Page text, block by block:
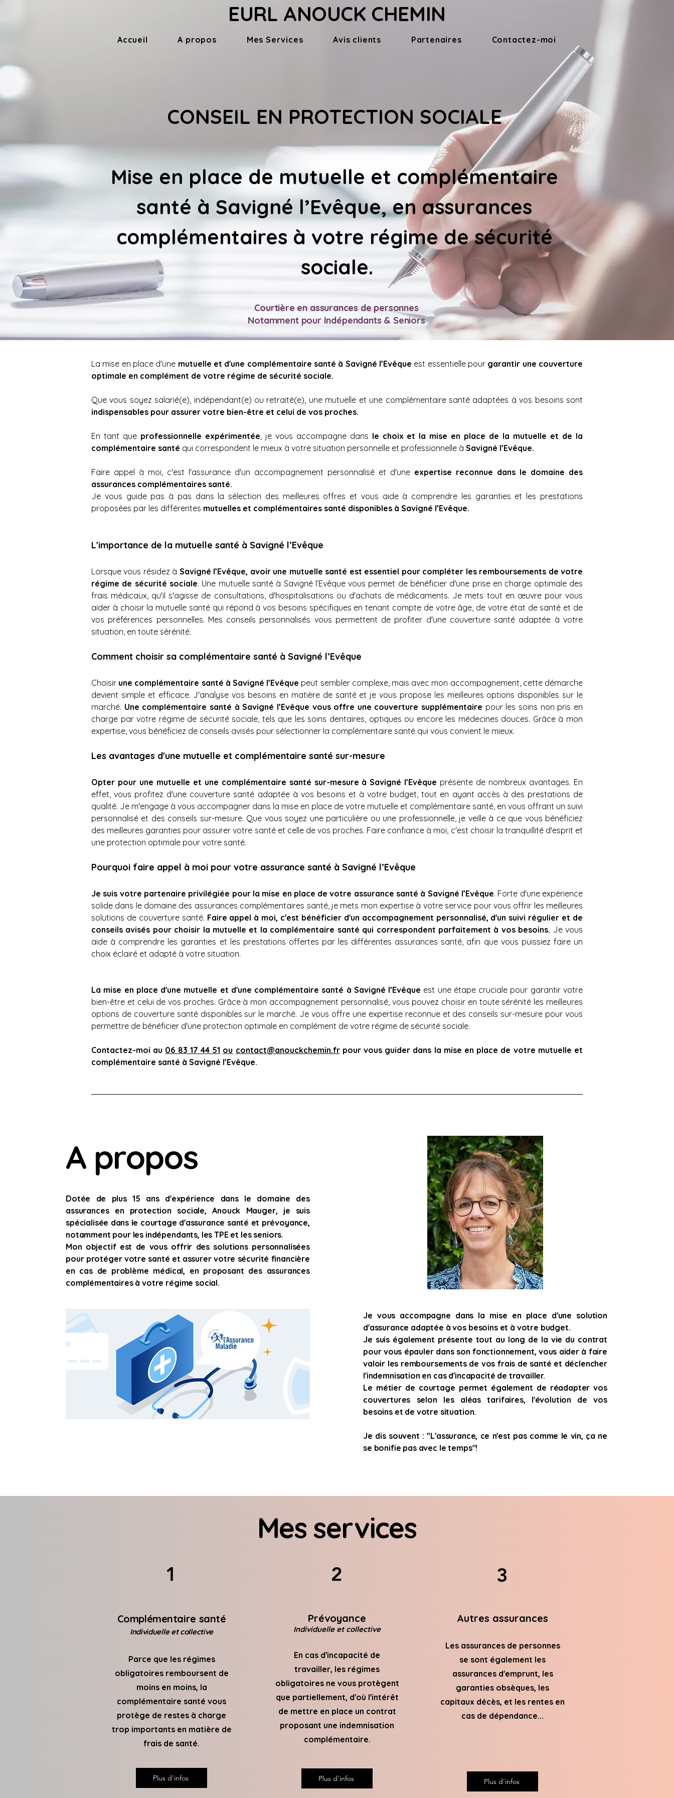
EURL ANOUCK CHEMIN
Accueil A propos Mes Services Avis clients Partenaires Contactez-moi
CONSEIL EN PROTECTION SOCIALE
Mise en place de mutuelle et complémentaire
santé à Savigné l’Evêque, en assurances
complémentaires à votre régime de sécurité
sociale.
Courtière en assurances de personnes
Notamment pour Indépendants & Seniors
La mise en place d'une mutuelle et d'une complémentaire santé à Savigné l’Evêque est essentielle pour garantir une couverture
optimale en complément de votre régime de sécurité sociale.
indispensables pour assurer votre bien-être et celui de vos proches.
En tant que professionnelle expérimentée, je vous accompagne dans le choix et la mise en place de la mutuelle et de la
complémentaire santé qui correspondent le mieux à votre situation personnelle et professionnelle à Savigné l’Evêque.
Faire appel à moi, c'est l'assurance d'un accompagnement personnalisé et d'une expertise reconnue dans le domaine des
assurances complémentaires santé.
Je vous guide pas à pas dans la sélection des meilleures offres et vous aide à comprendre les garanties et les prestations
proposées par les différentes mutuelles et complémentaires santé disponibles à Savigné l’Evêque.
L'importance de la mutuelle santé à Savigné l’Evêque
Lorsque vous résidez à Savigné l’Evêque, avoir une mutuelle santé est essentiel pour compléter les remboursements de votre
régime de sécurité sociale. Une mutuelle santé à Savigné l’Evêque vous permet de bénéficier d'une prise en charge optimale des
frais médicaux, qu'il s'agisse de consultations, d'hospitalisations ou d'achats de médicaments. Je mets tout en œuvre pour vous
aider à choisir la mutuelle santé qui répond à vos besoins spécifiques en tenant compte de votre âge, de votre état de santé et de
vos préférences personnelles. Mes conseils personnalisés vous permettent de profiter d'une couverture santé adaptée à votre
situation, en toute sérénité.
Comment choisir sa complémentaire santé à Savigné l’Evêque
Choisir une complémentaire santé à Savigné l’Evêque peut sembler complexe, mais avec mon accompagnement, cette démarche
devient simple et efficace. J'analyse vos besoins en matière de santé et je vous propose les meilleures options disponibles sur le
marché. Une complémentaire santé à Savigné l’Evêque vous offre une couverture supplémentaire pour les soins non pris en
charge par votre régime de sécurité sociale, tels que les soins dentaires, optiques ou encore les médecines douces. Grâce à mon
expertise, vous bénéficiez de conseils avisés pour sélectionner la complémentaire santé qui vous convient le mieux.
Les avantages d'une mutuelle et complémentaire santé sur-mesure
Opter pour une mutuelle et une complémentaire santé sur-mesure à Savigné l’Evêque présente de nombreux avantages. En
effet, vous profitez d'une couverture santé adaptée à vos besoins et à votre budget, tout en ayant accès à des prestations de
qualité. Je m'engage à vous accompagner dans la mise en place de votre mutuelle et complémentaire santé, en vous offrant un suivi
personnalisé et des conseils sur-mesure. Que vous soyez une particulière ou une professionnelle, je veille à ce que vous bénéficiez
des meilleures garanties pour assurer votre santé et celle de vos proches. Faire confiance à moi, c'est choisir la tranquillité d'esprit et
une protection optimale pour votre santé.
Pourquoi faire appel à moi pour votre assurance santé à Savigné l’Evêque
Je suis votre partenaire privilégiée pour la mise en place de votre assurance santé à Savigné l’Evêque. Forte d'une expérience
solide dans le domaine des assurances complémentaires santé, je mets mon expertise à votre service pour vous offrir les meilleures
solutions de couverture santé. Faire appel à moi, c'est bénéficier d'un accompagnement personnalisé, d'un suivi régulier et de
conseils avisés pour choisir la mutuelle et la complémentaire santé qui correspondent parfaitement à vos besoins. Je vous
aide à comprendre les garanties et les prestations offertes par les différentes assurances santé, afin que vous puissiez faire un
choix éclairé et adapté à votre situation.
La mise en place d'une mutuelle et d'une complémentaire santé à Savigné l’Evêque est une étape cruciale pour garantir votre
bien-être et celui de vos proches. Grâce à mon accompagnement personnalisé, vous pouvez choisir en toute sérénité les meilleures
options de couverture santé disponibles sur le marché. Je vous offre une expertise reconnue et des conseils sur-mesure pour vous
permettre de bénéficier d'une protection optimale en complément de votre régime de sécurité sociale.
Contactez-moi au 06 83 17 44 51 ou contact@anouckchemin.fr pour vous guider dans la mise en place de votre mutuelle et
complémentaire santé à Savigné l’Evêque.
A propos
Dotée de plus 15 ans d'expérience dans le domaine des
assurances en protection sociale, Anouck Mauger, je suis
spécialisée dans le courtage d'assurance santé et prévoyance,
notamment pour les indépendants, les TPE et les seniors.
Mon objectif est de vous offrir des solutions personnalisées
pour protéger votre santé et assurer votre sécurité financière
en cas de problème médical, en proposant des assurances
complémentaires à votre régime social.
Je vous accompagne dans la mise en place d'une solution
d'assurance adaptée à vos besoins et à votre budget.
Je suis également présente tout au long de la vie du contrat
pour vous épauler dans son fonctionnement, vous aider à faire
valoir les remboursements de vos frais de santé et déclencher
l'indemnisation en cas d'incapacité de travailler.
Le métier de courtage permet également de réadapter vos
couvertures selon les aléas tarifaires, l'évolution de vos
besoins et de votre situation.
Je dis souvent : "L'assurance, ce n'est pas comme le vin, ça ne
se bonifie pas avec le temps"!
Mes services
1
Complémentaire santé
Individuelle et collective
Parce que les régimes
obligatoires remboursent de
moins en moins, la
complémentaire santé vous
protège de restes à charge
trop importants en matière de
frais de santé.
Plus d'infos
2
Prévoyance
Individuelle et collective
En cas d'incapacité de
travailler, les régimes
obligatoires ne vous protègent
que partiellement, d'où l'intérêt
de mettre en place un contrat
proposant une indemnisation
complémentaire.
Plus d'infos
3
Autres assurances
Les assurances de personnes
se sont également les
assurances d'emprunt, les
garanties obsèques, les
capitaux décès, et les rentes en
cas de dépendance...
Plus d'infos